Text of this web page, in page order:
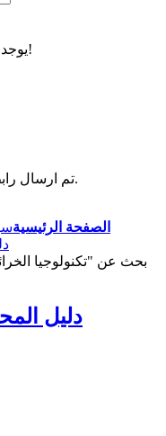
يوجد خطأ في اسم المستخدم أو كلمة المرور!
تم ارسال رابط استعادة كلمة المرور الى بريدك بنجاح.
الصفحة الرئيسية
بحث عن "تكنولوجيا
دليل